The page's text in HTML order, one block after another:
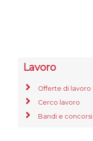
Lavoro
Offerte di lavoro
Cerco lavoro
Bandi e concorsi